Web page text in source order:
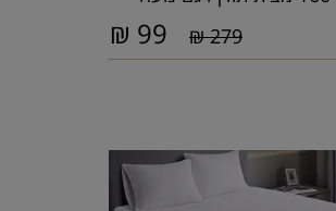
279 ₪
99
₪